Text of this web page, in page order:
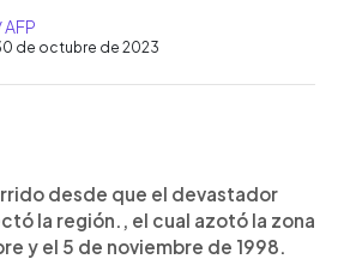
de octubre de 2023
desde que el devastador
la región., el cual azotó la zona
y el 5 de noviembre de 1998.